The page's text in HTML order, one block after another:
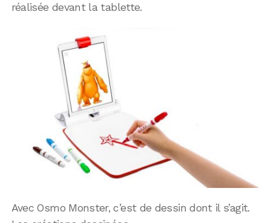
réalisée devant la tablette.
Avec Osmo Monster, c’est de dessin dont il s’agit.